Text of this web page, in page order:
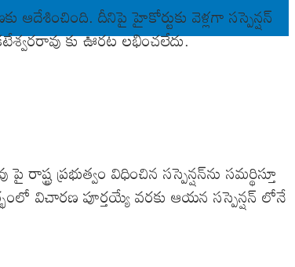
దీనిపై హైకోర్టుకు వెళ్లగా సస్పెన్షన్
కు ఊరట లభించలేదు.
ప్రభుత్వం విధించిన సస్పెన్షన్‌ను సమర్థిస్తూ
విచారణ పూర్తయ్యే వరకు ఆయన సస్పెన్షన్ లోనే